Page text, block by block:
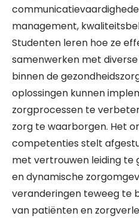
management,
Studenten leren hoe ze
samenwerken met
binnen de
oplossingen kunnen
zorgprocessen te
zorg te waarborgen. Het
competenties stelt
met vertrouwen leiding te
en dynamische
veranderingen teweeg te
van patiënten en